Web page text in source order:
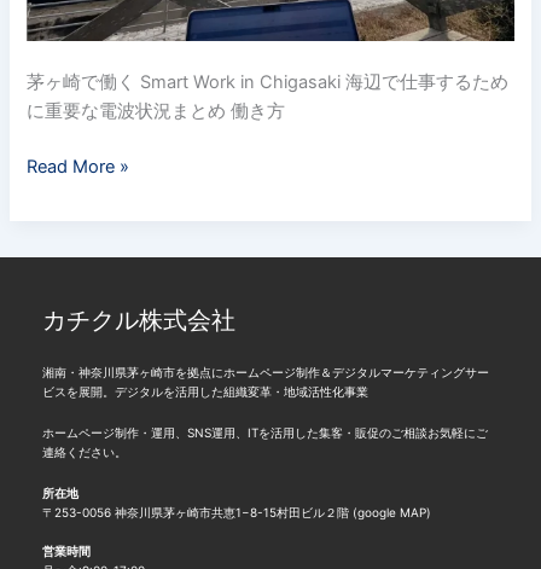
を
定
茅ヶ崎で働く Smart Work in Chigasaki 海辺で仕事するため
に重要な電波状況まとめ 働き方
事
す
る。
お
す
Wi-
も
査
Read More »
カチクル株式会社
湘南・神奈川県茅ヶ崎市を拠点にホームページ制作＆デジタルマーケティングサー
ビスを展開。デジタルを活用した組織変革・地域活性化事業
ホームページ制作・運用、SNS運用、ITを活用した集客・販促のご相談お気軽にご
連絡ください。
所在地
〒253-0056 神奈川県茅ヶ崎市共恵1−8-15村田ビル２階 (google MAP)
営業時間